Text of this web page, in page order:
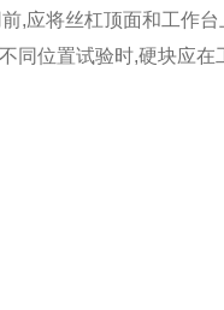
,应将丝杠顶面和工作
同位置试验时,硬块应